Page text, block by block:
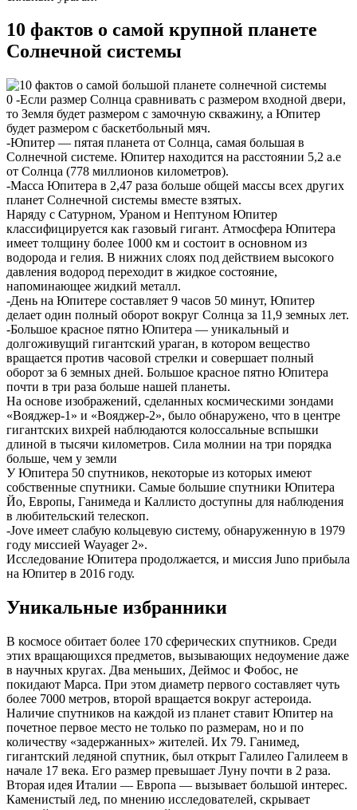
10 фактов о самой крупной планете
Солнечной системы
0 -Если размер Солнца сравнивать с размером входной двери,
то Земля будет размером с замочную скважину, а Юпитер
будет размером с баскетбольный мяч.
-Юпитер — пятая планета от Солнца, самая большая в
Солнечной системе. Юпитер находится на расстоянии 5,2 а.е
от Солнца (778 миллионов километров).
-Масса Юпитера в 2,47 раза больше общей массы всех других
планет Солнечной системы вместе взятых.
Наряду с Сатурном, Ураном и Нептуном Юпитер
классифицируется как газовый гигант. Атмосфера Юпитера
имеет толщину более 1000 км и состоит в основном из
водорода и гелия. В нижних слоях под действием высокого
давления водород переходит в жидкое состояние,
напоминающее жидкий металл.
-День на Юпитере составляет 9 часов 50 минут, Юпитер
делает один полный оборот вокруг Солнца за 11,9 земных лет.
-Большое красное пятно Юпитера — уникальный и
долгоживущий гигантский ураган, в котором вещество
вращается против часовой стрелки и совершает полный
оборот за 6 земных дней. Большое красное пятно Юпитера
почти в три раза больше нашей планеты.
На основе изображений, сделанных космическими зондами
«Вояджер-1» и «Вояджер-2», было обнаружено, что в центре
гигантских вихрей наблюдаются колоссальные вспышки
длиной в тысячи километров. Сила молнии на три порядка
больше, чем у земли
У Юпитера 50 спутников, некоторые из которых имеют
собственные спутники. Самые большие спутники Юпитера
Йо, Европы, Ганимеда и Каллисто доступны для наблюдения
в любительский телескоп.
-Jove имеет слабую кольцевую систему, обнаруженную в 1979
году миссией Wayager 2».
Исследование Юпитера продолжается, и миссия Juno прибыла
на Юпитер в 2016 году.
Уникальные избранники
В космосе обитает более 170 сферических спутников. Среди
этих вращающихся предметов, вызывающих недоумение даже
в научных кругах. Два меньших, Деймос и Фобос, не
покидают Марса. При этом диаметр первого составляет чуть
более 7000 метров, второй вращается вокруг астероида.
Наличие спутников на каждой из планет ставит Юпитер на
почетное первое место не только по размерам, но и по
количеству «задержанных» жителей. Их 79. Ганимед,
гигантский ледяной спутник, был открыт Галилео Галилеем в
начале 17 века. Его размер превышает Луну почти в 2 раза.
Вторая идея Италии — Европа — вызывает большой интерес.
Каменистый лед, по мнению исследователей, скрывает